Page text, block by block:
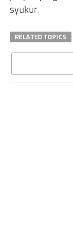
syukur.
RELATED TOPICS